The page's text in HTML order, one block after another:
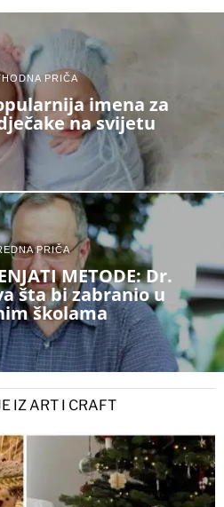
PRIČA
imena za
na svijetu
PRIČA
METODE: Dr.
šta bi zabranio u
školama
IZ ART I CRAFT